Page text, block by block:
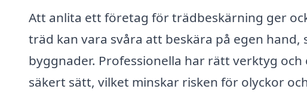
Att anlita ett företag för trädbeskärning ger
träd kan vara svåra att beskära på egen
byggnader. Professionella har rätt verktyg
säkert sätt, vilket minskar risken för olyckor